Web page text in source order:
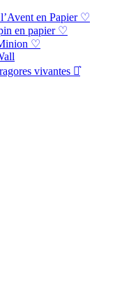
en Papier ♡
en papier ♡
♡
vivantes ⚯͛